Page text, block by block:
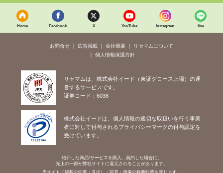
Home Facebook X YouTube Instagram line
お問合せ 広告掲載 会社概要
リセマムについて
個人情報保護方針
リセマムは、株式会社イード（東証グロース上場）の運
営するサービスです。
証券コード：6038
株式会社イードは、個人情報の適切な取扱いを行う事業
者に対して付与されるプライバシーマークの付与認定を
受けています。
紹介した商品/サービスを購入、契約した場合に、
売上の一部が弊社サイトに還元されることがあります。
当サイトに掲載の記事・見出し・写真・画像の無断転載を禁じます。